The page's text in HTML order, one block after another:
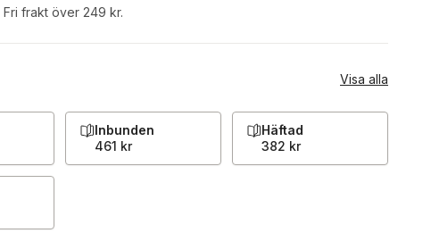
Fri frakt över 249 kr.
Visa alla
Inbunden
461 kr
Häftad
382 kr